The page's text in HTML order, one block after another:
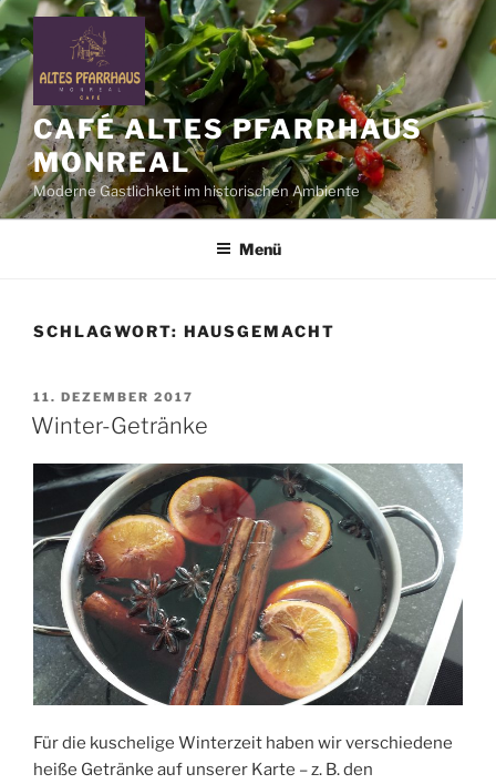
Zum
Inhalt
springen
CAFÉ ALTES PFARRHAUS
MONREAL
Moderne Gastlichkeit im historischen Ambiente
Menü
SCHLAGWORT: HAUSGEMACHT
VERÖFFENTLICHT
AM
11. DEZEMBER 2017
Winter-Getränke
Für die kuschelige Winterzeit haben wir verschiedene
heiße Getränke auf unserer Karte – z. B. den